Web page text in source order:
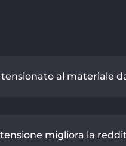
al materiale
migliora la